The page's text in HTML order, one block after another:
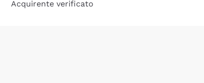
Acquirente verificato